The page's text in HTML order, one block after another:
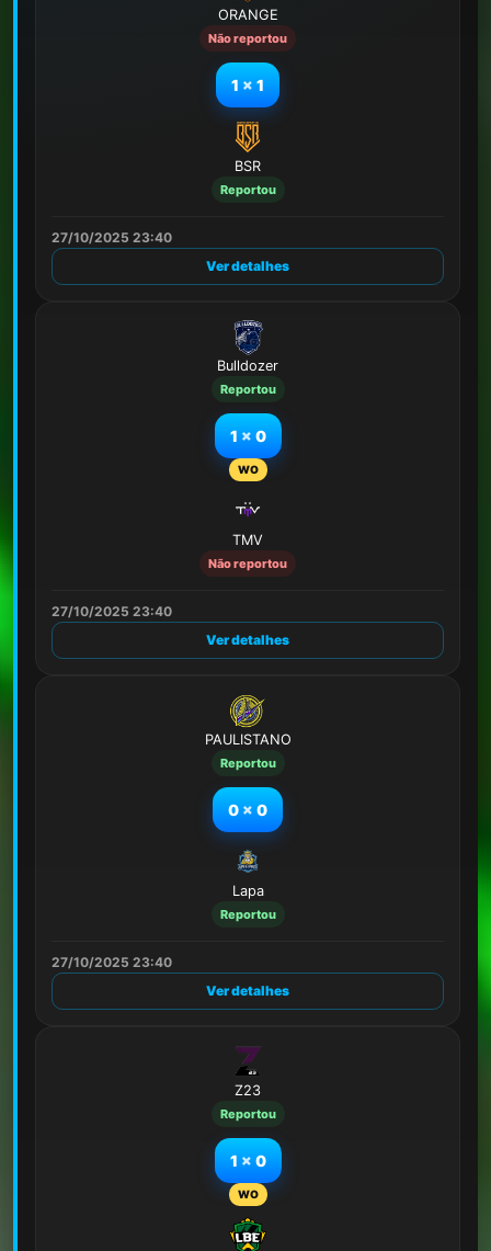
ORANGE
Não reportou
1 x 1
BSR
Reportou
27/10/2025 23:40
Ver detalhes
Bulldozer
Reportou
1 x 0
WO
TMV
Não reportou
27/10/2025 23:40
Ver detalhes
PAULISTANO
Reportou
0 x 0
Lapa
Reportou
27/10/2025 23:40
Ver detalhes
Z23
Reportou
1 x 0
WO